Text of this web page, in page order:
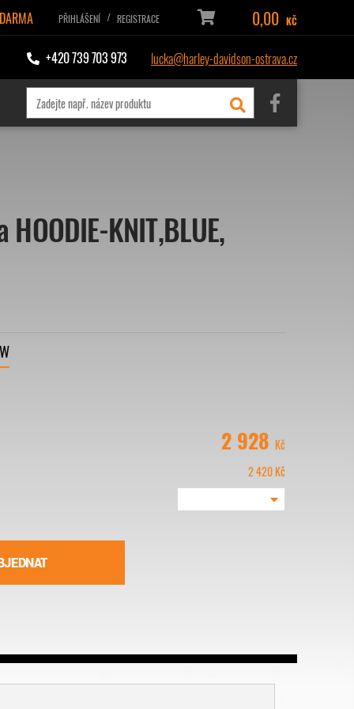
PŘIHLÁŠENÍ / REGISTRACE 0,00 KČ
+420 739 703 973 lucka@harley-davidson-ostrava.cz
KNIT,BLUE,
2 928 Kč
2 420Kč